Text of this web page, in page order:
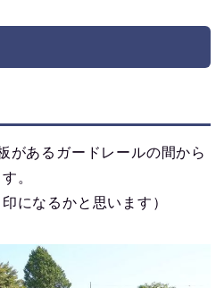
があるガードレールの間から
。
になるかと思います）